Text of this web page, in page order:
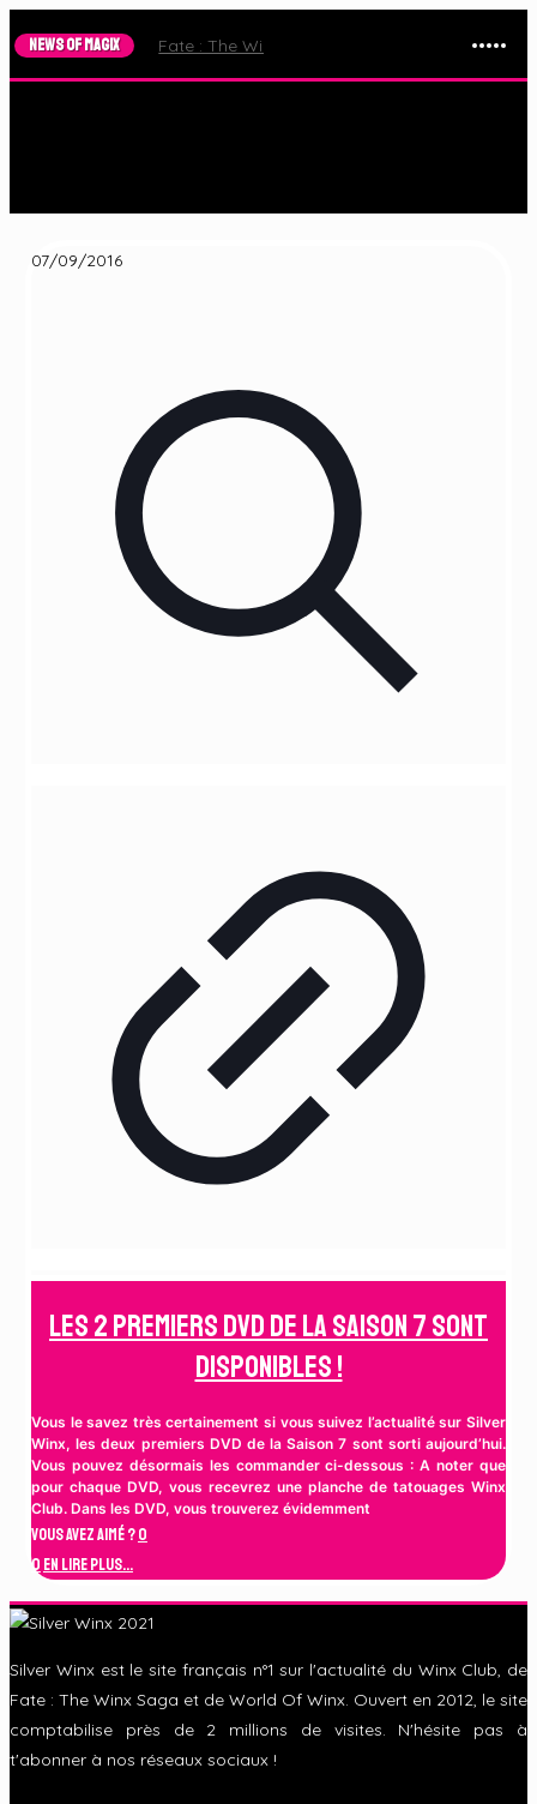
NEWS OF MAGIX Fate : The Winx Saga – Le Trailer de la Saison
07/09/2016
Les 2 Premiers DVD de la Saison 7 sont
disponibles !
Vous le savez très certainement si vous suivez l’actualité sur Silver
Winx, les deux premiers DVD de la Saison 7 sont sorti aujourd’hui.
Vous pouvez désormais les commander ci-dessous : A noter que
pour chaque DVD, vous recevrez une planche de tatouages Winx
Club. Dans les DVD, vous trouverez évidemment
Vous avez aimé ?0
0 En lire plus...
Silver Winx est le site français n°1 sur l'actualité du Winx Club, de
Fate : The Winx Saga et de World Of Winx. Ouvert en 2012, le site
comptabilise près de 2 millions de visites. N'hésite pas à
t'abonner à nos réseaux sociaux !